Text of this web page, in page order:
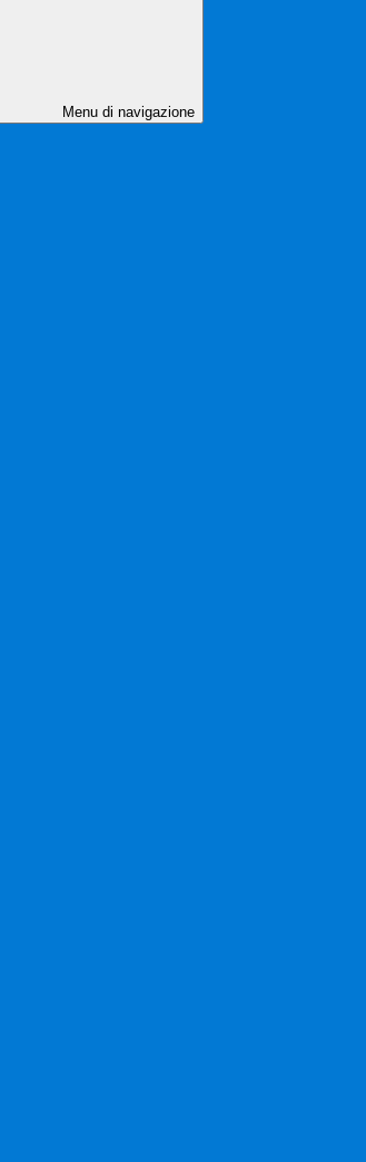
Menu di navigazione